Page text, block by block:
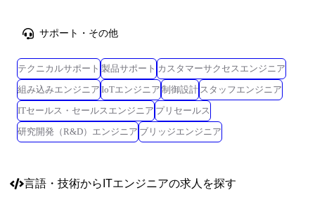
サポート・その他
テクニカルサポート 製品サポート カスタマーサクセスエンジニア
組み込みエンジニア IoTエンジニア 制御設計 スタッフエンジニア
ITセールス・セールスエンジニア プリセールス
研究開発（R&D）エンジニア ブリッジエンジニア
言語・技術からITエンジニアの求人を探す